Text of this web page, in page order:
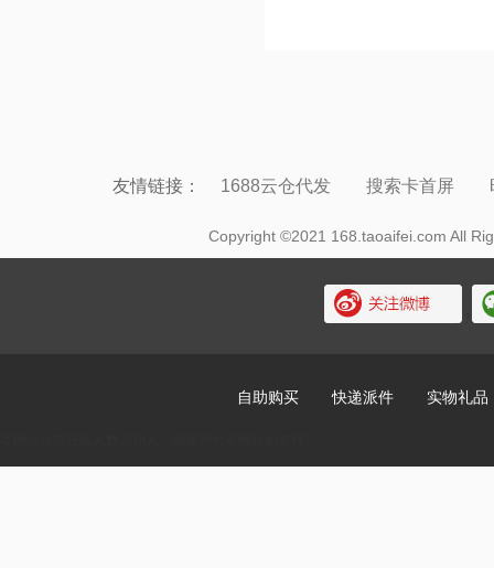
友情链接： 1688云仓代发 搜索卡首屏
Copyright ©2021 168.taoaifei.com All
自助购买 快递派件 实物礼品